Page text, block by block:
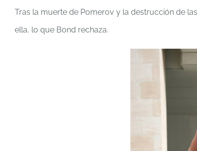
Tras la muerte de Pomerov y la destrucción de
ella, lo que Bond rechaza.